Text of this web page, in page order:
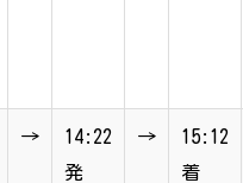
→
14:22
発
→
15:12
着